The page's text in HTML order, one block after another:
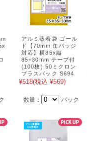
アルミ蒸着袋 ゴール
ド【70mm 缶バッジ
対応】横85x縦
85+30mm テープ付
(100枚) 50ミクロン
プラスパック S694
¥518(税込 ¥569)
数量： パック